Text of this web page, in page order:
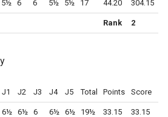
5½ 6 6 5½ 5½ 17 44.20 304.15
Rank 2
J1 J2 J3 J4 J5 Total Points Score
6½ 6½ 6 6½ 6½ 19½ 33.15 33.15